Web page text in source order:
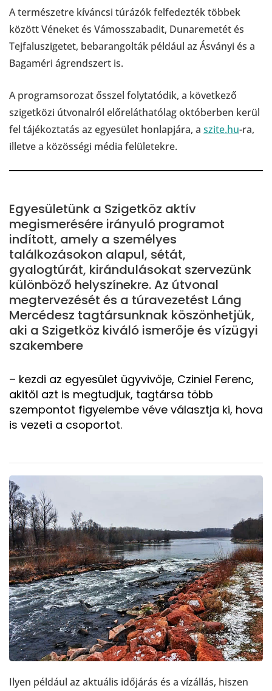
A természetre kíváncsi túrázók felfedezték többek
között Véneket és Vámosszabadit, Dunaremetét és
Tejfaluszigetet, bebarangolták például az Ásványi és a
Bagaméri ágrendszert is.
A programsorozat ősszel folytatódik, a következő
szigetközi útvonalról előreláthatólag októberben kerül
fel tájékoztatás az egyesület honlapjára, a szite.hu-ra,
illetve a közösségi média felületekre.
Egyesületünk a Szigetköz aktív
megismerésére irányuló programot
indított, amely a személyes
találkozásokon alapul, sétát,
gyalogtúrát, kirándulásokat szervezünk
különböző helyszínekre. Az útvonal
megtervezését és a túravezetést Láng
Mercédesz tagtársunknak köszönhetjük,
aki a Szigetköz kiváló ismerője és vízügyi
szakembere
– kezdi az egyesület ügyvivője, Cziniel Ferenc,
akitől azt is megtudjuk, tagtársa több
szempontot figyelembe véve választja ki, hova
is vezeti a csoportot.
Ilyen például az aktuális időjárás és a vízállás, hiszen